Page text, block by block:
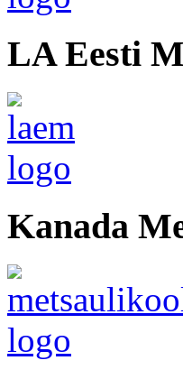
LA Eesti
Kanada